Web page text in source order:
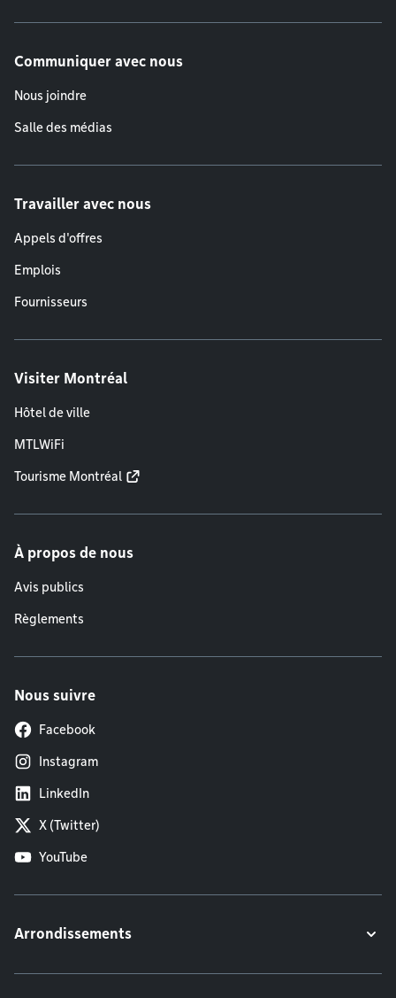
Communiquer avec nous
Nous joindre
Salle des médias
Travailler avec nous
Appels d'offres
Emplois
Fournisseurs
Visiter Montréal
Hôtel de ville
MTLWiFi
Tourisme Montréal
À propos de nous
Avis publics
Règlements
Nous suivre
Facebook
Instagram
LinkedIn
X (Twitter)
YouTube
Arrondissements